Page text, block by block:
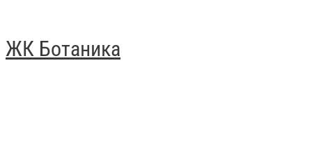
ЖК Ботаника